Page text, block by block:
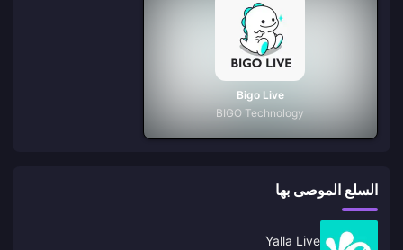
Bigo Live
BIGO Technology
السلع الموصى بها
Yalla Live